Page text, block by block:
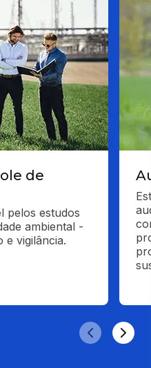
de
pelos estudos
ambiental -
e vigilância.